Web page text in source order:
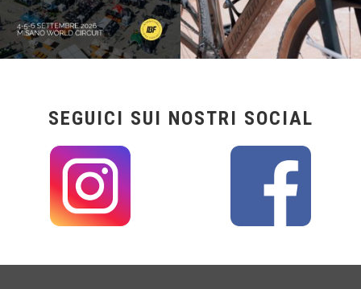
SEGUICI SUI NOSTRI SOCIAL